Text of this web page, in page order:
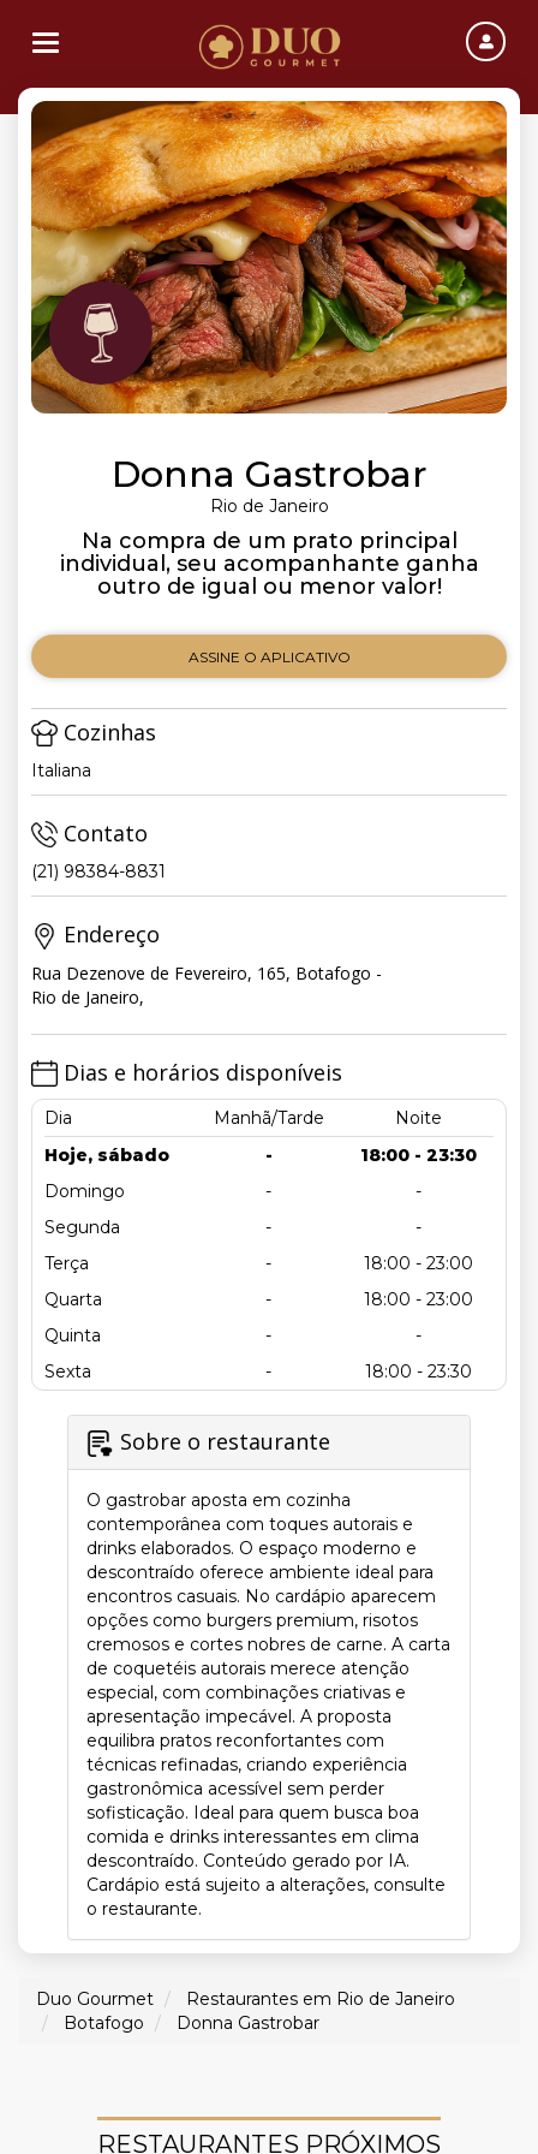
Toggle navigation
Donna Gastrobar
Rio de Janeiro
Na compra de um prato principal
individual, seu acompanhante ganha
outro de igual ou menor valor!
ASSINE O APLICATIVO
Cozinhas
Italiana
Contato
(21) 98384-8831
Endereço
Rua Dezenove de Fevereiro, 165, Botafogo -
Rio de Janeiro,
Dias e horários disponíveis
Dia Manhã/Tarde
Noite
Hoje, sábado
-
18:00 - 23:30
Domingo
-
-
Segunda
-
-
Terça
-
18:00 - 23:00
Quarta
-
18:00 - 23:00
Quinta
-
-
Sexta
- 18:00 - 23:30
Sobre o restaurante
O gastrobar aposta em cozinha
contemporânea com toques autorais e
drinks elaborados. O espaço moderno e
descontraído oferece ambiente ideal para
encontros casuais. No cardápio aparecem
opções como burgers premium, risotos
cremosos e cortes nobres de carne. A carta
de coquetéis autorais merece atenção
especial, com combinações criativas e
apresentação impecável. A proposta
equilibra pratos reconfortantes com
técnicas refinadas, criando experiência
gastronômica acessível sem perder
sofisticação. Ideal para quem busca boa
comida e drinks interessantes em clima
descontraído. Conteúdo gerado por IA.
Cardápio está sujeito a alterações, consulte
o restaurante.
Duo Gourmet
Restaurantes em Rio de Janeiro
Botafogo
Donna Gastrobar
RESTAURANTES PRÓXIMOS